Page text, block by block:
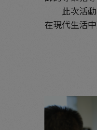
此次活動
在現代生活